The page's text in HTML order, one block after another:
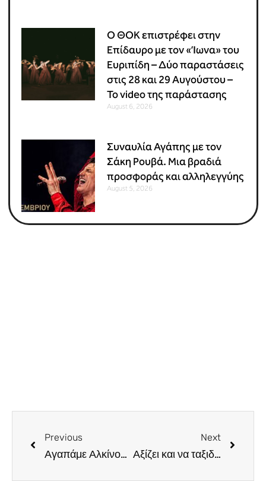
Ο ΘΟΚ επιστρέφει στην
Επίδαυρο με τον «Ίωνα» του
Ευριπίδη – Δύο παραστάσεις
στις 28 και 29 Αυγούστου –
Το video της παράστασης
August 6, 2026
Συναυλία Αγάπης με τον
Σάκη Ρουβά. Μια βραδιά
προσφοράς και αλληλεγγύης
August 5, 2026
Previous
Αγαπάμε Αλκίνοο Ιωαννίδη! Μάθε για τις επικείμενες συναυλίες του!
Next
Αξίζει και να ταξιδέψεις στην Αθήνα για να παρακολουθήσεις τον André Rieu